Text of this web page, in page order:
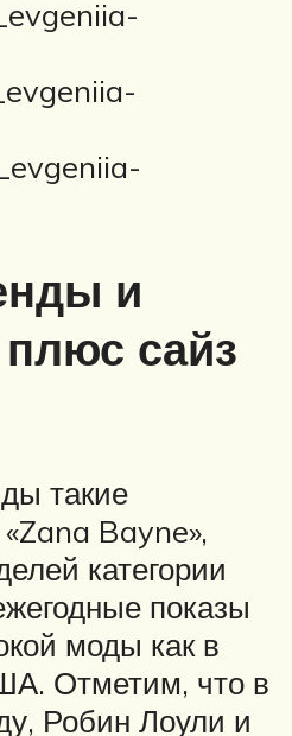
и
сайз
такие
Bayne»,
категории
показы
моды как в
Отметим, что в
Робин Лоули и